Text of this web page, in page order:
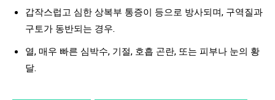
갑작스럽고 심한 상복부 통증이 등으로 방사되며, 구역질과
구토가 동반되는 경우.
열, 매우 빠른 심박수, 기절, 호흡 곤란, 또는 피부나 눈의 황
달.